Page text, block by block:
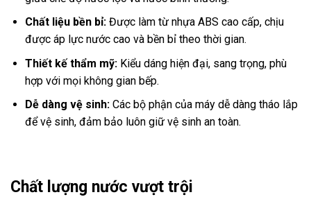
Chất liệu bền bỉ:Được làm từ nhựa ABS cao cấp, chịu
được áp lực nước cao và bền bỉ theo thời gian.
Thiết kế thẩm mỹ:Kiểu dáng hiện đại, sang trọng, phù
hợp với mọi không gian bếp.
Dễ dàng vệ sinh:Các bộ phận của máy dễ dàng tháo lắp
để vệ sinh, đảm bảo luôn giữ vệ sinh an toàn.
Chất lượng nước vượt trội